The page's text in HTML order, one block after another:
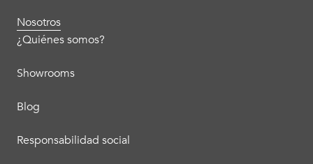
Nosotros
¿Quiénes somos?
Showrooms
Blog
Responsabilidad social